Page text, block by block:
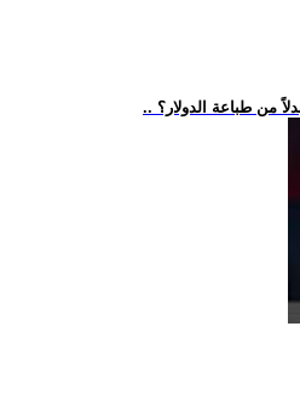
من طباعة الدولار؟